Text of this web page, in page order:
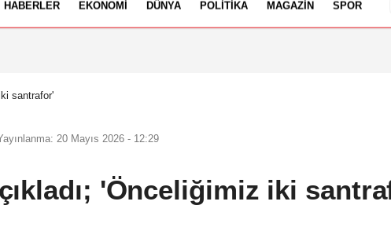
HABERLER EKONOMI DÜNYA POLITIKA MAGAZIN SPOR
santrafor'
20 Mayıs 2026 - 12:29
'Önceliğimiz iki